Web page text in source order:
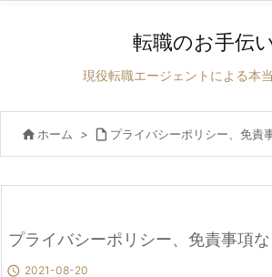
転職のお手伝
現役転職エージェントによる本
 ホーム >  プライバシーポリシー、免責
プライバシーポリシー、免責事項
 2021-08-20